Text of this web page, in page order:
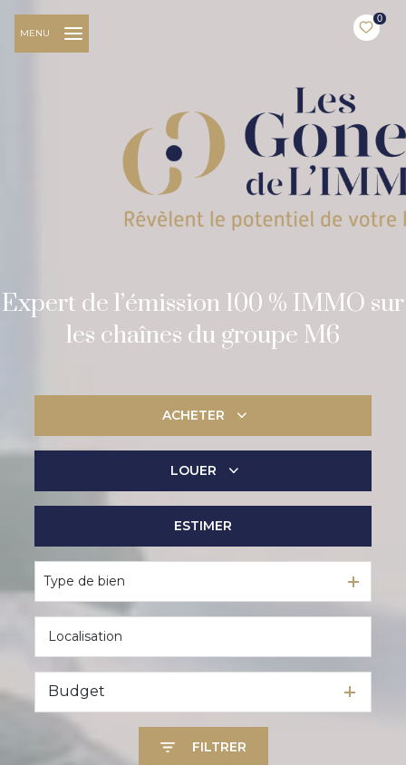
0
MENU
Expert de l’émission 100 % IMMO sur
les chaînes du groupe M6
ACHETER
LOUER
ESTIMER
Type de bien
Budget
FILTRER